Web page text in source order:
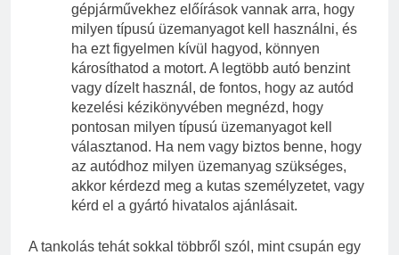
gépjárművekhez előírások vannak arra, hogy
milyen típusú üzemanyagot kell használni, és
ha ezt figyelmen kívül hagyod, könnyen
károsíthatod a motort. A legtöbb autó benzint
vagy dízelt használ, de fontos, hogy az autód
kezelési kézikönyvében megnézd, hogy
pontosan milyen típusú üzemanyagot kell
választanod. Ha nem vagy biztos benne, hogy
az autódhoz milyen üzemanyag szükséges,
akkor kérdezd meg a kutas személyzetet, vagy
kérd el a gyártó hivatalos ajánlásait.
A tankolás tehát sokkal többről szól, mint csupán egy